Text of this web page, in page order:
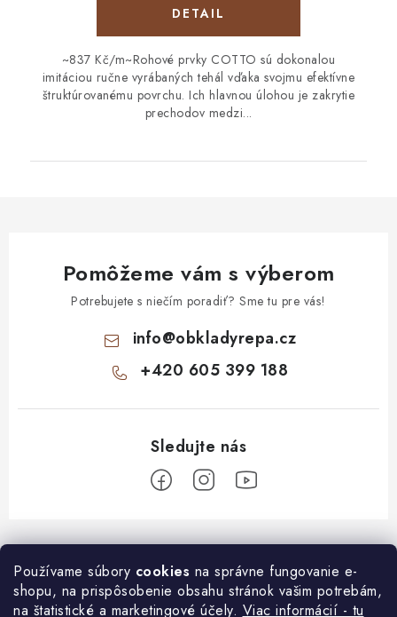
Používame súbory cookies na správne fungovanie e-
shopu, na prispôsobenie obsahu stránok vašim potrebám,
na štatistické a marketingové účely. Viac informácií - tu
DETAIL
~837 Kč/m~Rohové prvky COTTO sú dokonalou
imitáciou ručne vyrábaných tehál vďaka svojmu efektívne
štruktúrovanému povrchu. Ich hlavnou úlohou je zakrytie
prechodov medzi...
Pomôžeme vám s výberom
Potrebujete s niečím poradiť? Sme tu pre vás!
info@obkladyrepa.cz
+420 605 399 188
Z
á
O nákupe
Časté otázky o montáži